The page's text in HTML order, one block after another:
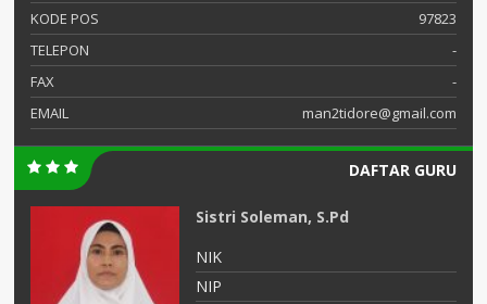
KODE POS
97823
TELEPON
-
FAX
-
EMAIL
man2tidore@gmail.com
DAFTAR GURU
Sistri Soleman, S.Pd
NIK
NIP